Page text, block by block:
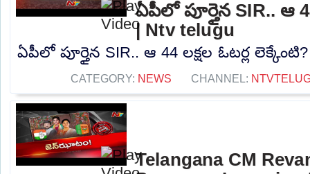
ఏపీలో పూర్తైన SIR.. ఆ
| Ntv telugu
ఏపీలో పూర్తైన SIR.. ఆ 44 లక్షల ఓటర్ల
CATEGORY: NEWS CHANNEL:
Telangana CM